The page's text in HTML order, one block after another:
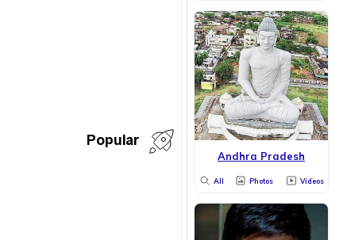
Popular
Andhra Pradesh
All Photos Videos